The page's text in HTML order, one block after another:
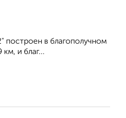
построен в благополучном
и благ...